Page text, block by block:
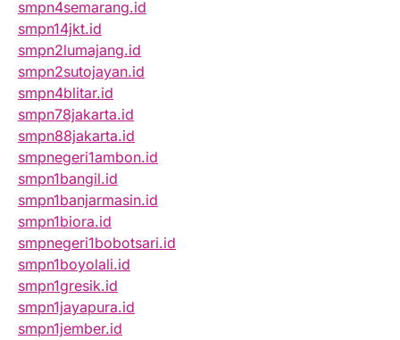
smpn4semarang.id
smpn14jkt.id
smpn2lumajang.id
smpn2sutojayan.id
smpn4blitar.id
smpn78jakarta.id
smpn88jakarta.id
smpnegeri1ambon.id
smpn1bangil.id
smpn1banjarmasin.id
smpn1biora.id
smpnegeri1bobotsari.id
smpn1boyolali.id
smpn1gresik.id
smpn1jayapura.id
smpn1jember.id